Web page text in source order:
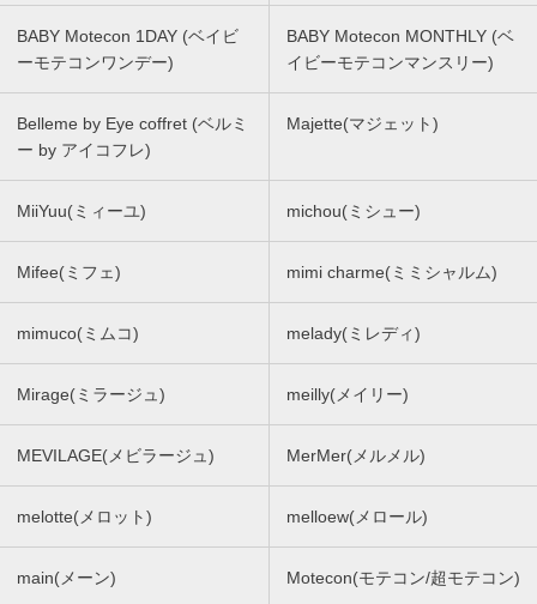
BABY Motecon 1DAY (ベイビ
ーモテコンワンデー)
BABY Motecon MONTHLY (ベ
イビーモテコンマンスリー)
Belleme by Eye coffret (ベルミ
ー by アイコフレ)
Majette(マジェット)
MiiYuu(ミィーユ) michou(ミシュー)
Mifee(ミフェ) mimi charme(ミミシャルム)
mimuco(ミムコ) melady(ミレディ)
Mirage(ミラージュ) meilly(メイリー)
MEVILAGE(メビラージュ) MerMer(メルメル)
melotte(メロット) melloew(メロール)
main(メーン) Motecon(モテコン/超モテコン)